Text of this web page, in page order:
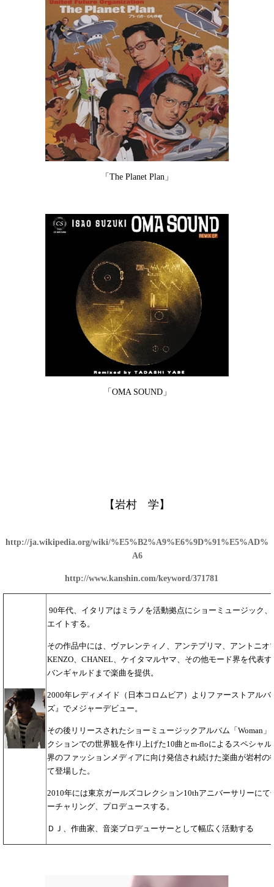
「The Planet Plan」
「OMA SOUND」
【岩村 学】
http://ja.wikipedia.org/wiki/%E5%B2%A9%E6%9D%91%E5%AD%
A6
http://www.kanshin.com/keyword/371781
90年代、イタリアはミラノを活動拠点にショーミュージック
エイトする。
その作品中には、ヴァレンティノ、アンテプリマ、アントニオ
KENZO、CHANEL、ケイタマルヤマ、その他モード界を代表
バンギャルドまで楽曲を提供。
2000年レディメイド（日本コロムビア）よりファーストアル
ズ』でメジャーデビュー。
その後リリースされたショーミュージックアルバム「Woman
クションでの世界観を作り上げた10曲とm-floによるスペシャ
界のファッションメディアに向け発信され続けた楽曲が岩村の
て登場した。
2010年には東京ガールズコレクション10thアニバーサリーに
ーチャリング、プロデュースする。
ＤＪ、作曲家、音楽プロデューサーとして幅広く活動する